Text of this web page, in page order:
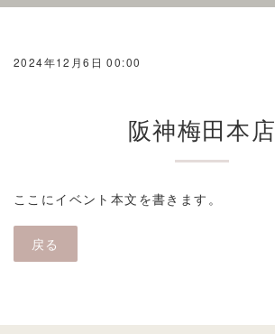
2024年12月6日 00:00
阪神梅田本店
ここにイベント本文を書きます。
戻る